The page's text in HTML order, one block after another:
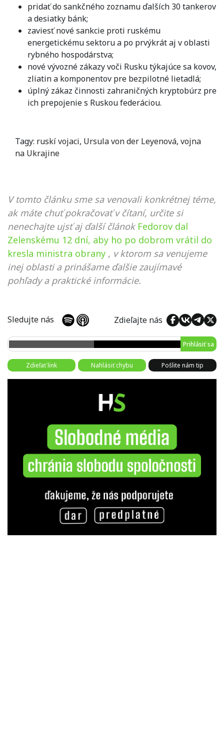
pridať do sankčného zoznamu ďalších 30 tankerov
a desiatky bánk;
zaviesť nové sankcie proti ruskému
energetickému sektoru a po prvýkrát aj v oblasti
rybného hospodárstva;
nové vývozné zákazy voči Rusku týkajúce sa kovov,
zliatin a komponentov pre bezpilotné lietadlá;
úplný zákaz činnosti zahraničných kryptobúrz pre
ich prepojenie s Ruskou federáciou.
Tagy: ruskí vojaci, Ursula von der Leyenová, vojna
na Ukrajine
V tomto článku sme sa venovali konkrétnej téme,
ak máte chuť pokračovať v čítaní, určite si
nenechajte ujsť aj ďalší článok Fedorov dal
Zelenskému 12 dní, aby ho po dobrom vrátil do
kresla ministra obrany , v ktorom sa venujeme
inej oblasti a prinášame ďalšie zaujímavé
pohľady a praktické informácie.
Sledujte nás Zdieľajte nás
Prihlásiť sa
Zdieľať link Nahlásiť chybu Pošlite nám tip